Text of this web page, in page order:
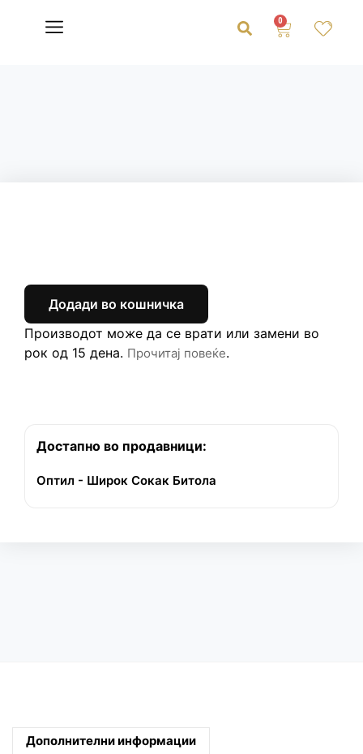
0
Додади во кошничка
Производот може да се врати или замени во
рок од 15 дена. Прочитај повеќе.
Достапно во продавници:
Оптил - Широк Сокак Битола
Дополнителни информации